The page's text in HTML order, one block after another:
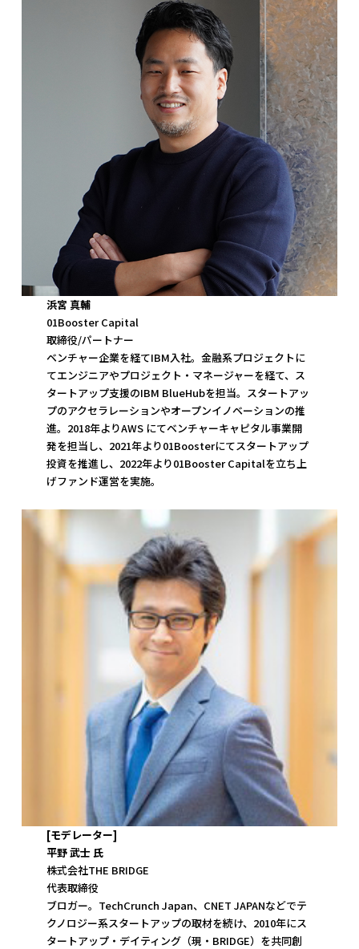
浜宮 真輔
01Booster Capital
取締役/パートナー
ベンチャー企業を経てIBM入社。金融系プロジェクトに
てエンジニアやプロジェクト・マネージャーを経て、ス
タートアップ支援のIBM BlueHubを担当。スタートアッ
プのアクセラレーションやオープンイノベーションの推
進。2018年よりAWS にてベンチャーキャピタル事業開
発を担当し、2021年より01Boosterにてスタートアップ
投資を推進し、2022年より01Booster Capitalを立ち上
げファンド運営を実施。
[モデレーター]
平野 武士 氏
株式会社THE BRIDGE
代表取締役
ブロガー。TechCrunch Japan、CNET JAPANなどでテ
クノロジー系スタートアップの取材を続け、2010年にス
タートアップ・デイティング（現・BRIDGE）を共同創